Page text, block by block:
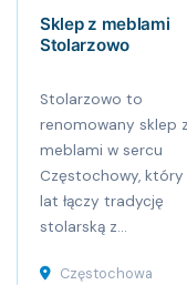
Sklep z meblami
Stolarzowo
Stolarzowo to
renomowany sklep z
meblami w sercu
Częstochowy,
lat łączy tradycję
stolarską z...
Częstochowa